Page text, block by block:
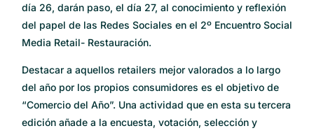
día 26, darán paso, el día 27, al conocimiento y reflexión
del papel de las Redes Sociales en el 2º Encuentro Social
Media Retail- Restauración.
Destacar a aquellos retailers mejor valorados a lo largo
del año por los propios consumidores es el objetivo de
“Comercio del Año”. Una actividad que en esta su tercera
edición añade a la encuesta, votación, selección y